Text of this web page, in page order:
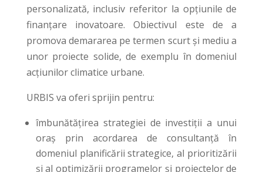
personalizată, inclusiv referitor la opțiunile de
finanțare inovatoare. Obiectivul este de a
promova demararea pe termen scurt și mediu a
unor proiecte solide, de exemplu în domeniul
acțiunilor climatice urbane.
URBIS va oferi sprijin pentru:
îmbunătățirea strategiei de investiții a unui
oraș prin acordarea de consultanță în
domeniul planificării strategice, al prioritizării
și al optimizării programelor și proiectelor de